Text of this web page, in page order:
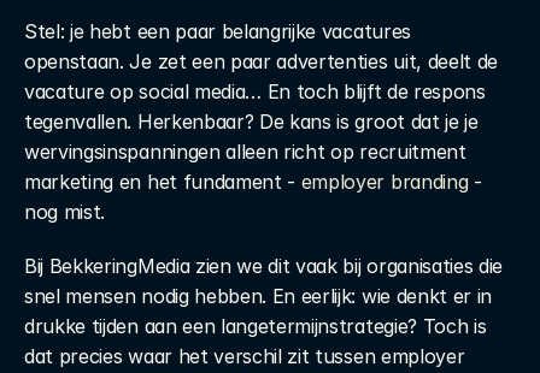
Stel: je hebt een paar belangrijke vacatures
openstaan. Je zet een paar advertenties uit, deelt de
vacature op social media… En toch blijft de respons
tegenvallen. Herkenbaar? De kans is groot dat je je
wervingsinspanningen alleen richt op recruitment
marketing en het fundament - employer branding -
nog mist.
Bij BekkeringMedia zien we dit vaak bij organisaties die
snel mensen nodig hebben. En eerlijk: wie denkt er in
drukke tijden aan een langetermijnstrategie? Toch is
dat precies waar het verschil zit tussen employer